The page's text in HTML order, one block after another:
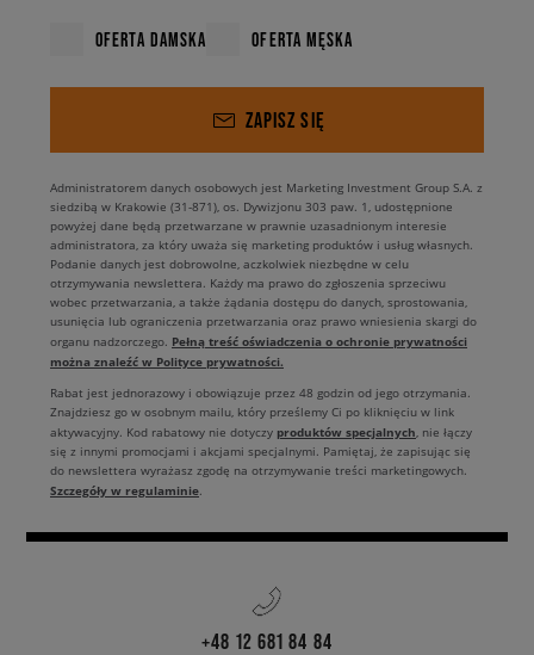
OFERTA DAMSKA OFERTA MĘSKA
ZAPISZ SIĘ
Administratorem danych osobowych jest Marketing Investment Group S.A. z
siedzibą w Krakowie (31-871), os. Dywizjonu 303 paw. 1, udostępnione
powyżej dane będą przetwarzane w prawnie uzasadnionym interesie
administratora, za który uważa się marketing produktów i usług własnych.
Podanie danych jest dobrowolne, aczkolwiek niezbędne w celu
otrzymywania newslettera. Każdy ma prawo do zgłoszenia sprzeciwu
wobec przetwarzania, a także żądania dostępu do danych, sprostowania,
usunięcia lub ograniczenia przetwarzania oraz prawo wniesienia skargi do
organu nadzorczego. Pełną treść oświadczenia o ochronie prywatności
można znaleźć w Polityce prywatności.
Rabat jest jednorazowy i obowiązuje przez 48 godzin od jego otrzymania.
Znajdziesz go w osobnym mailu, który prześlemy Ci po kliknięciu w link
aktywacyjny. Kod rabatowy nie dotyczy produktów specjalnych, nie łączy
się z innymi promocjami i akcjami specjalnymi. Pamiętaj, że zapisując się
do newslettera wyrażasz zgodę na otrzymywanie treści marketingowych.
Szczegóły w regulaminie.
+48 12 681 84 84